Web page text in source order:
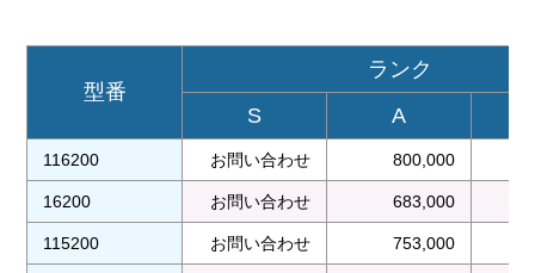
型番
ランク
S
A
116200 お問い合わせ 800,000
16200 お問い合わせ 683,000
115200 お問い合わせ 753,000